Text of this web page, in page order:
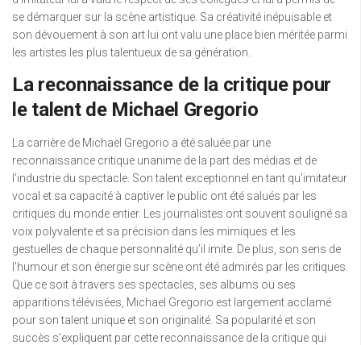
se démarquer sur la scène artistique. Sa créativité inépuisable et
son dévouement à son art lui ont valu une place bien méritée parmi
les artistes les plus talentueux de sa génération.
La reconnaissance de la critique pour
le talent de Michael Gregorio
La carrière de Michael Gregorio a été saluée par une
reconnaissance critique unanime de la part des médias et de
l’industrie du spectacle. Son talent exceptionnel en tant qu’imitateur
vocal et sa capacité à captiver le public ont été salués par les
critiques du monde entier. Les journalistes ont souvent souligné sa
voix polyvalente et sa précision dans les mimiques et les
gestuelles de chaque personnalité qu’il imite. De plus, son sens de
l’humour et son énergie sur scène ont été admirés par les critiques.
Que ce soit à travers ses spectacles, ses albums ou ses
apparitions télévisées, Michael Gregorio est largement acclamé
pour son talent unique et son originalité. Sa popularité et son
succès s’expliquent par cette reconnaissance de la critique qui